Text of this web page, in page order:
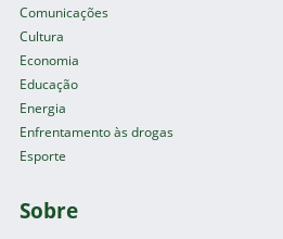
Comunicações
Cultura
Economia
Educação
Energia
Enfrentamento às drogas
Esporte
Sobre